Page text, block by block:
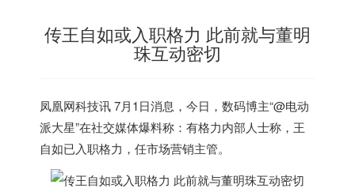
传王自如或入职格力 此前就与董明
珠互动密切
凤凰网科技讯 7月1日消息，今日，数码博主“@电动
派大星”在社交媒体爆料称：有格力内部人士称，王
自如已入职格力，任市场营销主管。